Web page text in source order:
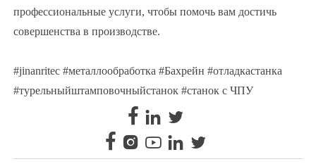
профессиональные услуги, чтобы помочь вам достичь
совершенства в производстве.
#jinanritec #металлообработка #Бахрейн #отладкастанка
#турельныйштамповочныйстанок #станок с ЧПУ
  
    